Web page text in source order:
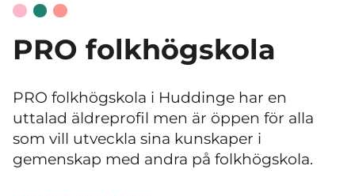
PRO folkhögskola
PRO folkhögskola i Huddinge har en
uttalad äldreprofil men är öppen för alla
som vill utveckla sina kunskaper i
gemenskap med andra på folkhögskola.